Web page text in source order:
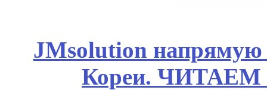
JMsolution
Кореи.